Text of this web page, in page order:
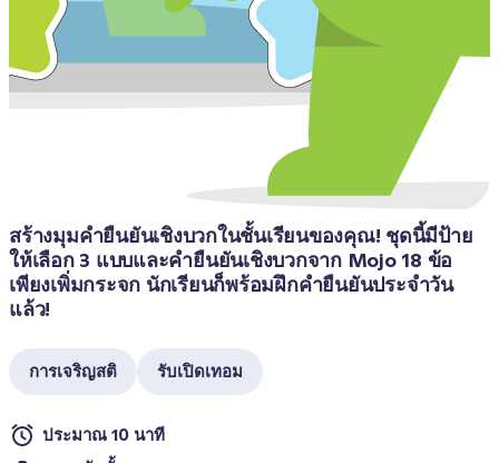
สร้างมุมคำยืนยันเชิงบวกในชั้นเรียนของคุณ! ชุดนี้มีป้าย
ให้เลือก 3 แบบและคำยืนยันเชิงบวกจาก Mojo 18 ข้อ
เพียงเพิ่มกระจก นักเรียนก็พร้อมฝึกคำยืนยันประจำวัน
แล้ว!
การเจริญสติ รับเปิดเทอม
ประมาณ 10 นาที